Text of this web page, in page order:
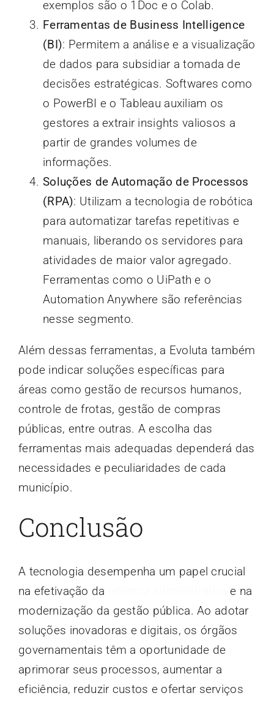
exemplos são o 1Doc e o Colab.
Ferramentas de Business Intelligence
(BI): Permitem a análise e a visualização
de dados para subsidiar a tomada de
decisões estratégicas. Softwares como
o PowerBI e o Tableau auxiliam os
gestores a extrair insights valiosos a
partir de grandes volumes de
informações.
Soluções de Automação de Processos
(RPA): Utilizam a tecnologia de robótica
para automatizar tarefas repetitivas e
manuais, liberando os servidores para
atividades de maior valor agregado.
Ferramentas como o UiPath e o
Automation Anywhere são referências
nesse segmento.
Além dessas ferramentas, a Evoluta também
pode indicar soluções específicas para
áreas como gestão de recursos humanos,
controle de frotas, gestão de compras
públicas, entre outras. A escolha das
ferramentas mais adequadas dependerá das
necessidades e peculiaridades de cada
município.
Conclusão
A tecnologia desempenha um papel crucial
na efetivação da
e na
modernização da gestão pública. Ao adotar
soluções inovadoras e digitais, os órgãos
governamentais têm a oportunidade de
aprimorar seus processos, aumentar a
eficiência, reduzir custos e ofertar serviços